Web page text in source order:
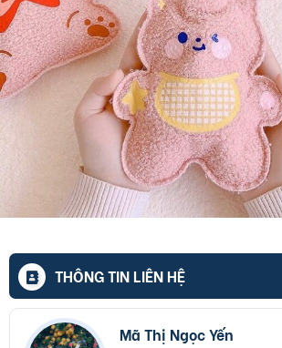
THÔNG TIN LIÊN HỆ
Mã Thị Ngọc Yến